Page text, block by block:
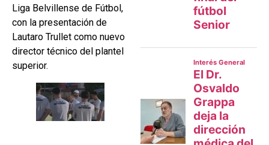
Liga Belvillense de Fútbol,
con la presentación de
Lautaro Trullet como nuevo
director técnico del plantel
superior.